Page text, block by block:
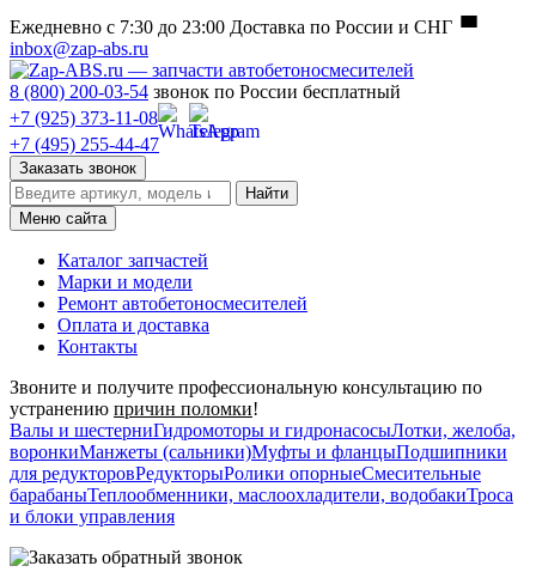
Ежедневно с 7:30 до 23:00 Доставка по России и СНГ
inbox@zap-abs.ru
8 (800) 200-03-54 звонок по России бесплатный
+7 (925) 373-11-08
+7 (495) 255-44-47
Заказать звонок
Найти
Меню сайта
Каталог запчастей
Марки и модели
Ремонт автобетоносмесителей
Оплата и доставка
Контакты
Звоните и получите профессиональную консультацию по
устранению причин поломки!
Валы и шестерниГидромоторы и гидронасосыЛотки, желоба,
воронкиМанжеты (сальники)Муфты и фланцыПодшипники
для редукторовРедукторыРолики опорныеСмесительные
барабаныТеплообменники, маслоохладители, водобакиТроса
и блоки управления